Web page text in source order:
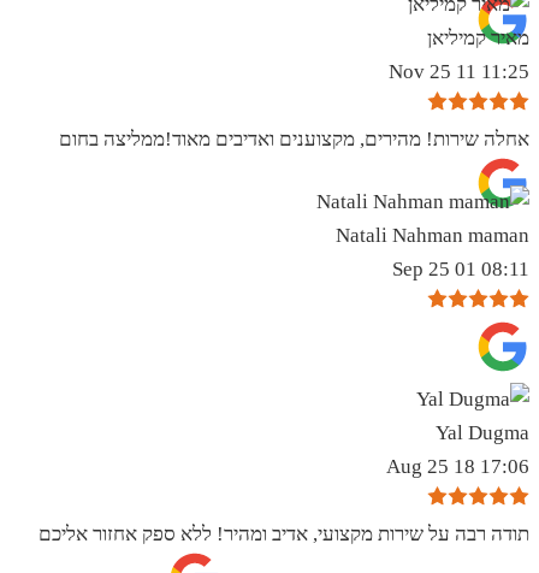
מאיר קמיליאן
11:25 11 Nov 25
אחלה שירות! מהירים, מקצוענים ואדיבים מאוד!ממליצה בחום
Natali Nahman maman
08:11 01 Sep 25
Yal Dugma
17:06 18 Aug 25
תודה רבה על שירות מקצועי, אדיב ומהיר! ללא ספק אחזור אליכם